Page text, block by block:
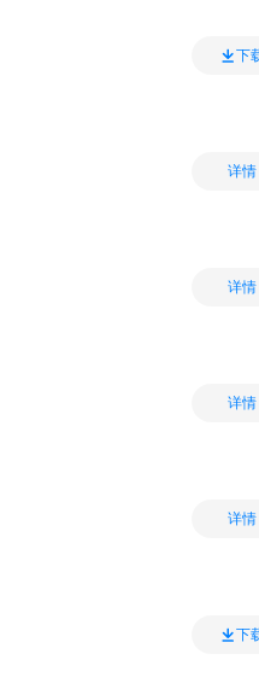
下
详情
详情
详情
详情
下